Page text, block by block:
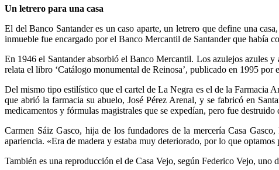
Un letrero para una casa
El del Banco Santander es un caso aparte, un letrero que define una
inmueble fue encargado por el Banco Mercantil de Santander que había
En 1946 el Santander absorbió el Banco Mercantil. Los azulejos azules
relata el libro ‘Catálogo monumental de Reinosa’, publicado en 1995 por
Del mismo tipo estilístico que el cartel de La Negra es el de la Farmacia
que abrió la farmacia su abuelo, José Pérez Arenal, y se fabricó en
medicamentos y fórmulas magistrales que se expedían, pero fue
Carmen Sáiz Gasco, hija de los fundadores de la mercería Casa
apariencia. «Era de madera y estaba muy deteriorado, por lo que
También es una reproducción el de Casa Vejo, según Federico Vejo,